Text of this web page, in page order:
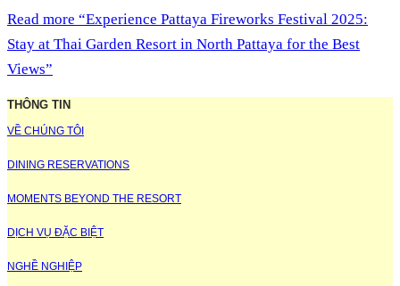
Read more “Experience Pattaya Fireworks Festival 2025:
Stay at Thai Garden Resort in North Pattaya for the Best
Views”
THÔNG TIN
VỀ CHÚNG TÔI
DINING RESERVATIONS
MOMENTS BEYOND THE RESORT
DỊCH VỤ ĐẶC BIỆT
NGHỀ NGHIỆP